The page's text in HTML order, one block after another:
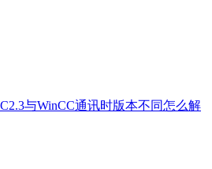
与WinCC通讯时版本不同怎么解